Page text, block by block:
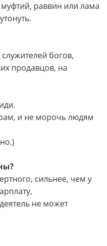
раввин или лама
богов,
продавцов, на
и не морочь людям
сильнее, чем у
не может